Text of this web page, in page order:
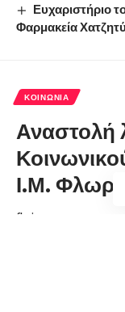
Ευχαριστήριο
Φαρμακεία
ΚΟΙΝΩΝΊΑ
Αναστολή
Ι.Μ.
florinapress.gr